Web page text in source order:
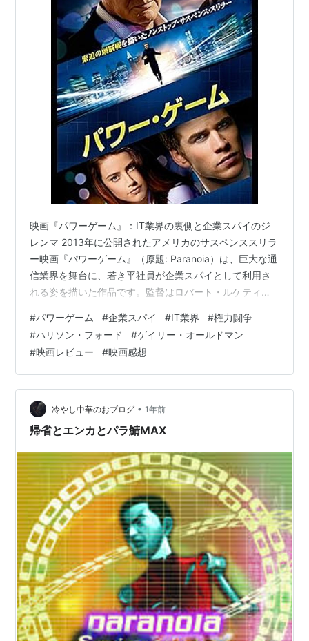
映画『パワーゲーム』：IT業界の裏側と企業スパイのジ
レンマ 2013年に公開されたアメリカのサスペンススリラ
ー映画『パワーゲーム』（原題: Paranoia）は、巨大な通
信業界を舞台に、若き平社員が企業スパイとして利用さ
れる姿を描いた作品です。監督はロバート・ルケティッ
人公は、ニューヨークのブルックリンで病気の父と二人
暮らしをするアダム・キャシディ。彼は急成長中の通信
会社ワイアット社に勤める野心的な青年ですが、なかな
か出世の機会に恵まれず、くすぶる日々を送っていま
す。ある日、上司からの不当な解雇通告を受けたアダム
は、衝動的に会社の資金を流用して…
#パワーゲーム #企業スパイ #IT業界 #権力闘争
#ハリソン・フォード #ゲイリー・オールドマン
#映画レビュー #映画感想
冷やし中華のおブログ • 1年前
帰省とエンカとパラ鯖MAX